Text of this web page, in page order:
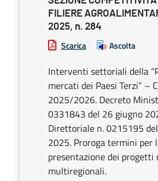
FILIERE
2025, n. 284
Scarica Ascolta
Interventi settoriali della
mercati dei Paesi Terzi” –
2025/2026. Decreto
0331843 del 26 giugno
Direttoriale n. 0215195
2025. Proroga termini per
presentazione dei progetti
multiregionali.